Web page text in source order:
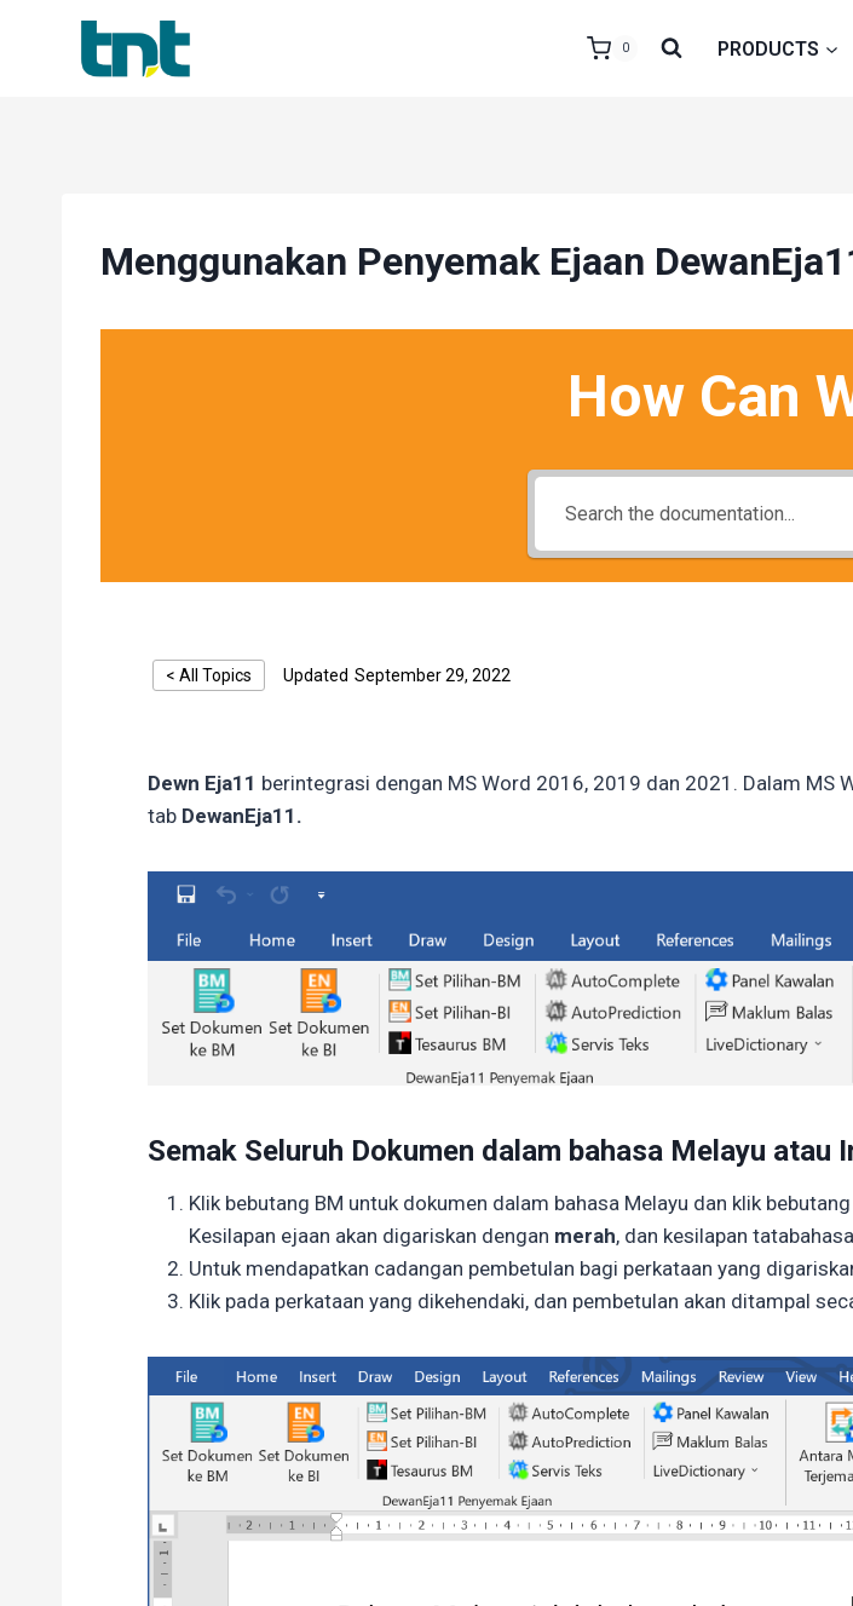
0 PRODUCTS
Menggunakan Penyemak Ejaan
How Can
< All Topics Updated September 29, 2022
Dewn Eja11 berintegrasi dengan MS Word 2016, 2019 dan 2021. Dalam MS
tab DewanEja11.
Semak Seluruh Dokumen dalam bahasa Melayu atau
Klik bebutang BM untuk dokumen dalam bahasa Melayu dan klik
Kesilapan ejaan akan digariskan dengan merah, dan kesilapan
Untuk mendapatkan cadangan pembetulan bagi perkataan yang
Klik pada perkataan yang dikehendaki, dan pembetulan akan ditampal